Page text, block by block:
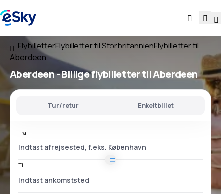
FlybilletterFlybilletter til StorbritannienFlybilletter til
Aberdeen
Aberdeen - Billige flybilletter til Aberdeen
Tur/retur Enkeltbillet
Fra
Til